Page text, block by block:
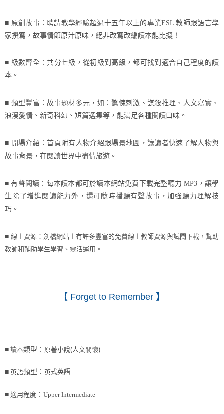
■ 原創故事：聘請教學經驗超過十五年以上的專業ESL教師跟語言學
家撰寫，故事情節原汁原味，絕非改寫改編讀本能比擬！
■ 級數齊全：共分七級，從初級到高級，都可找到適合自己程度的讀
本。
■ 類型豐富：故事題材多元，如：驚悚刺激、謀殺推理、人文寫實、
浪漫愛情、新奇科幻、短篇選集等，能滿足各種閱讀口味。
■ 開場介紹：首頁附有人物介紹跟場景地圖，讓讀者快速了解人物與
故事背景，在閱讀世界中盡情旅遊。
■ 有聲閱讀：每本讀本都可於讀本網站免費下載完整聽力 MP3 ，讓學
生除了增進閱讀能力外，還可隨時播聽有聲故事，加強聽力理解技
巧。
■ 線上資源：劍橋網站上有許多豐富的免費線上教師資源與試閱下載，幫助
教師和輔助學生學習、靈活運用。
【 Forget to Remember 】
■ 讀本類型： 原著小說(人文關懷)
■ 英語類型： 英式英語
■ 適用程度 ： Upper Intermediate